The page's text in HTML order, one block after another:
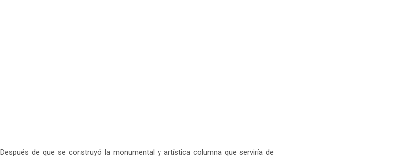
Después de que se construyó la monumental y artística columna que serviría de